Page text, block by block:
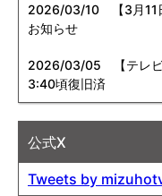
2026/03/10 【3月11
お知らせ
2026/03/05 【テレ
3:40頃復旧済
公式X
Tweets by